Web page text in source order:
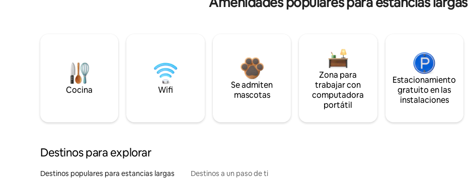
Cocina Wifi
Se admiten
mascotas
Zona para
trabajar con
computadora
portátil
Estacionamiento
gratuito en las
instalaciones
Destinos para explorar
Destinos populares para estancias largas Destinos a un paso de ti